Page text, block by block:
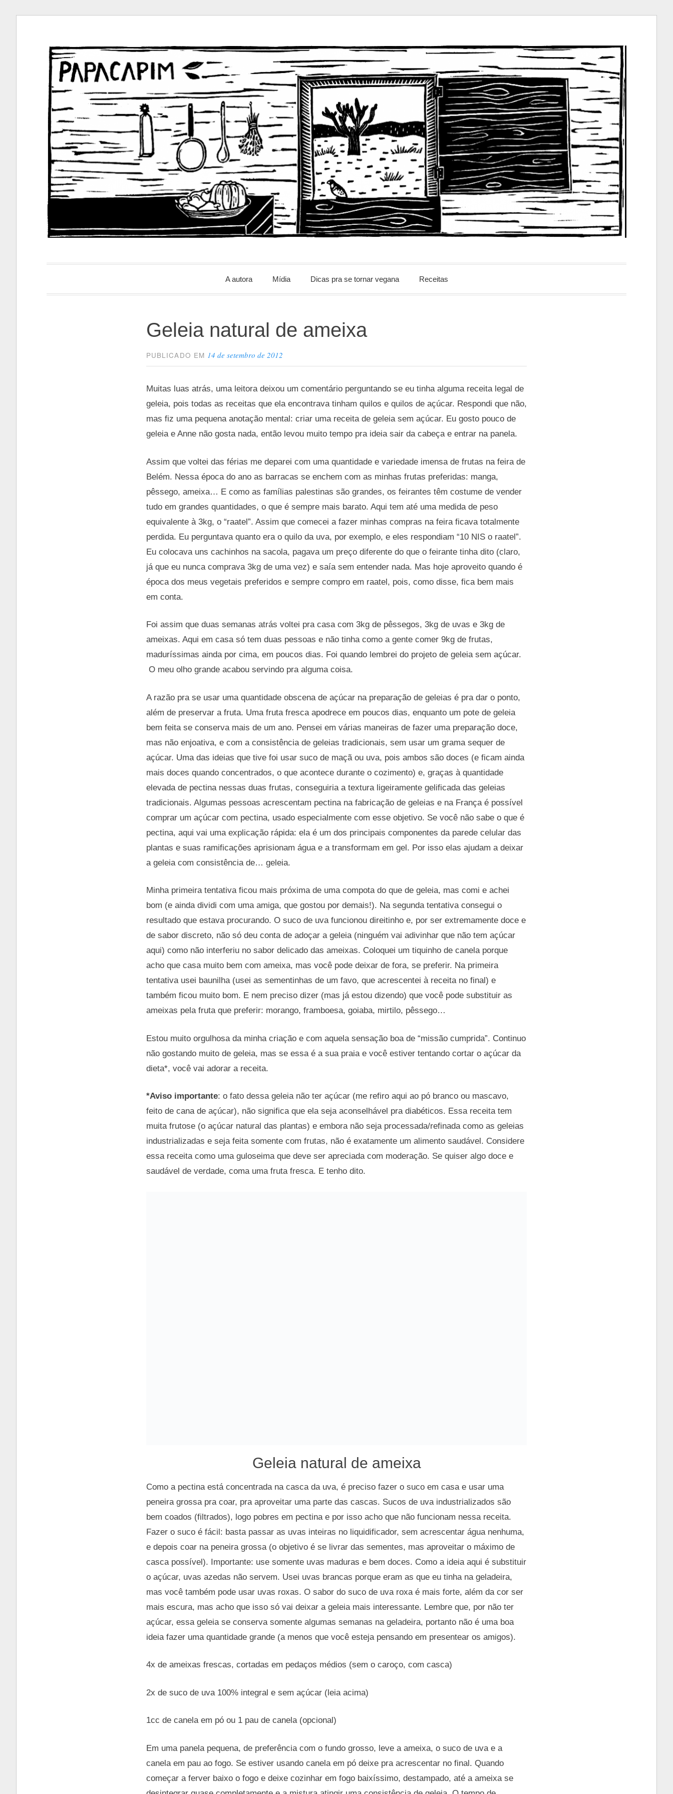
conteúdo
PapacapimA autora Mídia Dicas pra se tornar vegana Receitas
Geleia natural de ameixa
PUBLICADO EM 14 de setembro de 2012
Muitas luas atrás, uma leitora deixou um comentário perguntando se eu tinha alguma receita legal de
geleia, pois todas as receitas que ela encontrava tinham quilos e quilos de açúcar. Respondi que não,
mas fiz uma pequena anotação mental: criar uma receita de geleia sem açúcar. Eu gosto pouco de
geleia e Anne não gosta nada, então levou muito tempo pra ideia sair da cabeça e entrar na panela.
Assim que voltei das férias me deparei com uma quantidade e variedade imensa de frutas na feira de
Belém. Nessa época do ano as barracas se enchem com as minhas frutas preferidas: manga,
pêssego, ameixa… E como as famílias palestinas são grandes, os feirantes têm costume de vender
tudo em grandes quantidades, o que é sempre mais barato. Aqui tem até uma medida de peso
equivalente à 3kg, o “raatel”. Assim que comecei a fazer minhas compras na feira ficava totalmente
perdida. Eu perguntava quanto era o quilo da uva, por exemplo, e eles respondiam “10 NIS o raatel”.
Eu colocava uns cachinhos na sacola, pagava um preço diferente do que o feirante tinha dito (claro,
já que eu nunca comprava 3kg de uma vez) e saía sem entender nada. Mas hoje aproveito quando é
época dos meus vegetais preferidos e sempre compro em raatel, pois, como disse, fica bem mais
em conta.
Foi assim que duas semanas atrás voltei pra casa com 3kg de pêssegos, 3kg de uvas e 3kg de
ameixas. Aqui em casa só tem duas pessoas e não tinha como a gente comer 9kg de frutas,
maduríssimas ainda por cima, em poucos dias. Foi quando lembrei do projeto de geleia sem açúcar.
O meu olho grande acabou servindo pra alguma coisa.
A razão pra se usar uma quantidade obscena de açúcar na preparação de geleias é pra dar o ponto,
além de preservar a fruta. Uma fruta fresca apodrece em poucos dias, enquanto um pote de geleia
bem feita se conserva mais de um ano. Pensei em várias maneiras de fazer uma preparação doce,
mas não enjoativa, e com a consistência de geleias tradicionais, sem usar um grama sequer de
açúcar. Uma das ideias que tive foi usar suco de maçã ou uva, pois ambos são doces (e ficam ainda
mais doces quando concentrados, o que acontece durante o cozimento) e, graças à quantidade
elevada de pectina nessas duas frutas, conseguiria a textura ligeiramente gelificada das geleias
tradicionais. Algumas pessoas acrescentam pectina na fabricação de geleias e na França é possível
comprar um açúcar com pectina, usado especialmente com esse objetivo. Se você não sabe o que é
pectina, aqui vai uma explicação rápida: ela é um dos principais componentes da parede celular das
plantas e suas ramificações aprisionam água e a transformam em gel. Por isso elas ajudam a deixar
a geleia com consistência de… geleia.
Minha primeira tentativa ficou mais próxima de uma compota do que de geleia, mas comi e achei
bom (e ainda dividi com uma amiga, que gostou por demais!). Na segunda tentativa consegui o
resultado que estava procurando. O suco de uva funcionou direitinho e, por ser extremamente doce e
de sabor discreto, não só deu conta de adoçar a geleia (ninguém vai adivinhar que não tem açúcar
aqui) como não interferiu no sabor delicado das ameixas. Coloquei um tiquinho de canela porque
acho que casa muito bem com ameixa, mas você pode deixar de fora, se preferir. Na primeira
tentativa usei baunilha (usei as sementinhas de um favo, que acrescentei à receita no final) e
também ficou muito bom. E nem preciso dizer (mas já estou dizendo) que você pode substituir as
ameixas pela fruta que preferir: morango, framboesa, goiaba, mirtilo, pêssego…
Estou muito orgulhosa da minha criação e com aquela sensação boa de “missão cumprida”. Continuo
não gostando muito de geleia, mas se essa é a sua praia e você estiver tentando cortar o açúcar da
dieta*, você vai adorar a receita.
*Aviso importante: o fato dessa geleia não ter açúcar (me refiro aqui ao pó branco ou mascavo,
feito de cana de açúcar), não significa que ela seja aconselhável pra diabéticos. Essa receita tem
muita frutose (o açúcar natural das plantas) e embora não seja processada/refinada como as geleias
industrializadas e seja feita somente com frutas, não é exatamente um alimento saudável. Considere
essa receita como uma guloseima que deve ser apreciada com moderação. Se quiser algo doce e
saudável de verdade, coma uma fruta fresca. E tenho dito.
Geleia natural de ameixa
Como a pectina está concentrada na casca da uva, é preciso fazer o suco em casa e usar uma
peneira grossa pra coar, pra aproveitar uma parte das cascas. Sucos de uva industrializados são
bem coados (filtrados), logo pobres em pectina e por isso acho que não funcionam nessa receita.
Fazer o suco é fácil: basta passar as uvas inteiras no liquidificador, sem acrescentar água nenhuma,
e depois coar na peneira grossa (o objetivo é se livrar das sementes, mas aproveitar o máximo de
casca possível). Importante: use somente uvas maduras e bem doces. Como a ideia aqui é substituir
o açúcar, uvas azedas não servem. Usei uvas brancas porque eram as que eu tinha na geladeira,
mas você também pode usar uvas roxas. O sabor do suco de uva roxa é mais forte, além da cor ser
mais escura, mas acho que isso só vai deixar a geleia mais interessante. Lembre que, por não ter
açúcar, essa geleia se conserva somente algumas semanas na geladeira, portanto não é uma boa
ideia fazer uma quantidade grande (a menos que você esteja pensando em presentear os amigos).
4x de ameixas frescas, cortadas em pedaços médios (sem o caroço, com casca)
2x de suco de uva 100% integral e sem açúcar (leia acima)
1cc de canela em pó ou 1 pau de canela (opcional)
Em uma panela pequena, de preferência com o fundo grosso, leve a ameixa, o suco de uva e a
canela em pau ao fogo. Se estiver usando canela em pó deixe pra acrescentar no final. Quando
começar a ferver baixo o fogo e deixe cozinhar em fogo baixíssimo, destampado, até a ameixa se